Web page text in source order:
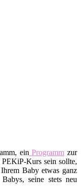
ein Programm zur
Kurs sein sollte,
Baby etwas ganz
seine stets neu